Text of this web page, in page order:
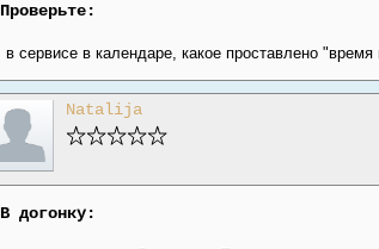
Проверьте:
в сервисе в календаре, какое проставлено
Natalija
В догонку: